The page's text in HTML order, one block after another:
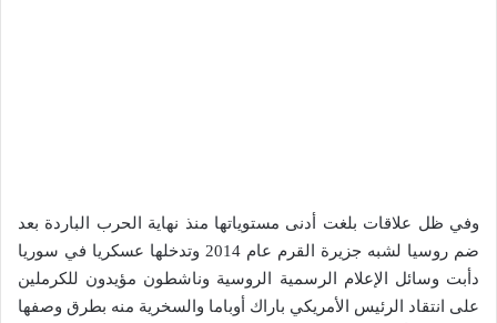
وفي ظل علاقات بلغت أدنى مستوياتها منذ نهاية الحرب الباردة بعد
ضم روسيا لشبه جزيرة القرم عام 2014 وتدخلها عسكريا في سوريا
دأبت وسائل الإعلام الرسمية الروسية وناشطون مؤيدون للكرملين
على انتقاد الرئيس الأمريكي باراك أوباما والسخرية منه بطرق وصفها